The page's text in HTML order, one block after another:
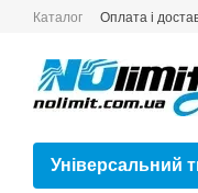
Перейти до основного
Каталог Оплата і
Універсальний